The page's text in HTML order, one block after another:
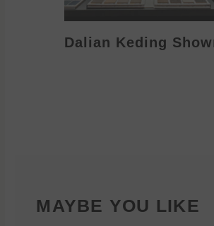
Dalian Keding
MAYBE YOU LIKE